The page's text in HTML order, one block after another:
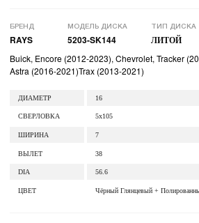
БРЕНД
RAYS
МОДЕЛЬ ДИСКА
5203-SK144
ТИП ДИСКА
ЛИТОЙ
Buick, Encore (2012-2023), Chevrolet, Tracker
Astra (2016-2021)Trax (2013-2021)
ДИАМЕТР 16
СВЕРЛОВКА 5x105
ШИРИНА 7
ВЫЛЕТ 38
DIA 56.6
ЦВЕТ Чёрный Глянцевый +